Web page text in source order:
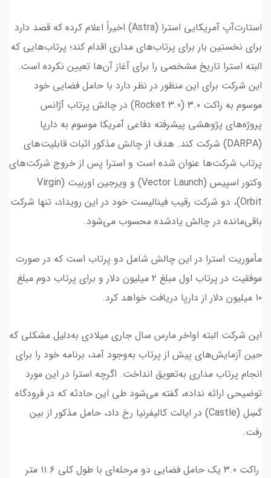
استارت‌آپ آمریکایی استرا (Astra) اخیراً اعلام کرده که قصد دارد
برای نخستین بار برای پرتاب‌های مداری اقدام کند؛ پرتاب‌هایی که
البته استرا تاریخ مشخصی را برای آغاز آن‌ها تعیین نکرده است.
این شرکت برای این منظور در نظر دارد با حامل فضایی خود
موسوم به راکت ۳.۰ (Rocket 3.0) در چالش پرتاب آژانس
پروژه‌های پژوهشی پیشرفته دفاعی آمریکا موسوم به دارپا
(DARPA) شرکت کند. هدف از چالش مذکور اثبات قابلیت‌های
پرتاب شرکت‌ها عنوان شده است و استرا پس از خروج شرکت‌های
وکتور اسپیس (Vector Launch) و ویرجین اوربیت (Virgin
Orbit)، دو شرکت رقیب فینالیست خود در این رویداد، تنها شرکت
باقی‌مانده در چالش یادشده محسوب می‌شود.
مأموریت استرا در این چالش شامل دو پرتاب است که در صورت
موفقیت در پرتاب اول مبلغ ۲ میلیون دلار و برای پرتاب دوم مبلغ
۱۰ میلیون دلار از دارپا دریافت خواهد کرد.
این شرکت البته اواخر مارس سال جاری میلادی به‌دلیل مشکلی که
حین آزمایش‌های پیش از پرتاب به‌وجود آمد، برنامه خود را برای
انجام پرتاب مداری به‌تعویق انداخت. اگرچه استرا در این مورد
توضیحی ارائه نداده، گفته می‌شود طی این حادثه که در فرودگاه
کَسِل (Castle) در ایالت کالیفرنیا رخ داد، حامل مذکور از بین
رفت.
راکت ۳.۰ یک حامل فضایی دو مرحله‌ای با طول کلی ۱۱.۶ متر